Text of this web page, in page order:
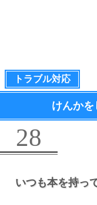
トラブル対応
けんか
28
いつも本を持っ